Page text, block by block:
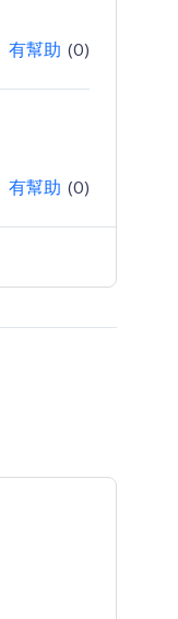
有幫助 (0)
有幫助 (0)